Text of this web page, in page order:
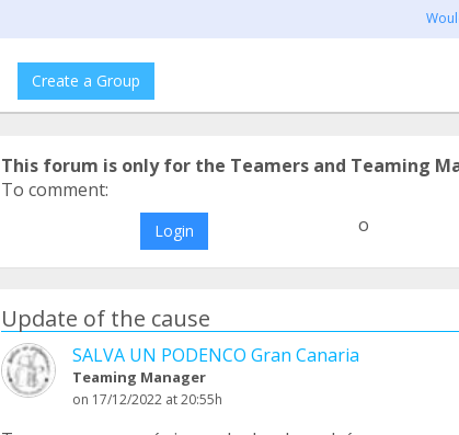
Create a Group
This forum is only for the Teamers and Teaming
To comment:
Login o
Update of the cause
SALVA UN PODENCO Gran Canaria
Teaming Manager
on 17/12/2022 at 20:55h